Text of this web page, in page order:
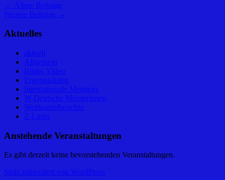
←
Ältere Beiträge
Neuere Beiträge →
Aktuelles
aktuell
Allgemein
Bilder-Video
Ergebnislisten
Internationale Meetings
W-Deutsche Meisterinnen
Wettkampfberichte
Z-Links
Anstehende Veranstaltungen
Es gibt derzeit keine bevorstehenden Veranstaltungen.
Stolz präsentiert von WordPress